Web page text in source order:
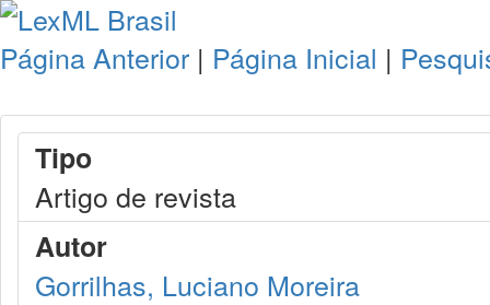
Página Anterior | Página Inicial |
Tipo
Artigo de revista
Autor
Gorrilhas, Luciano Moreira